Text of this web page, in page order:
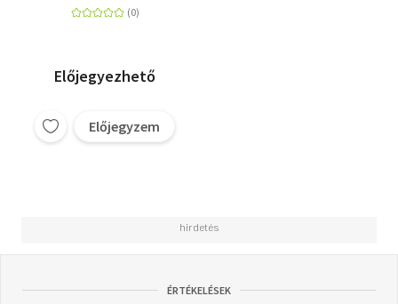
Előjegyezhető
Előjegyzem
ÉRTÉKELÉSEK